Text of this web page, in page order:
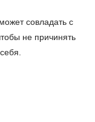
совладать с
не причинять